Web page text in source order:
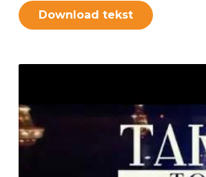
Download tekst